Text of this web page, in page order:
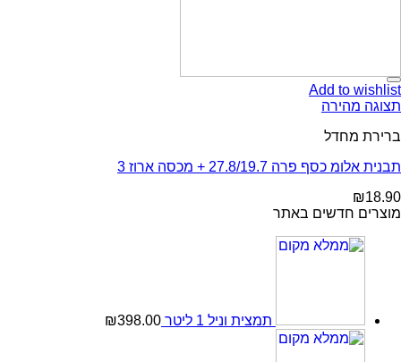
Add to wishlist
תצוגה מהירה
ברירת מחדל
תבנית אלומ כסף פרה 27.8/19.7 + מכסה ארוז 3
₪18.90
מוצרים חדשים באתר
תמצית וניל 1 ליטר ₪398.00